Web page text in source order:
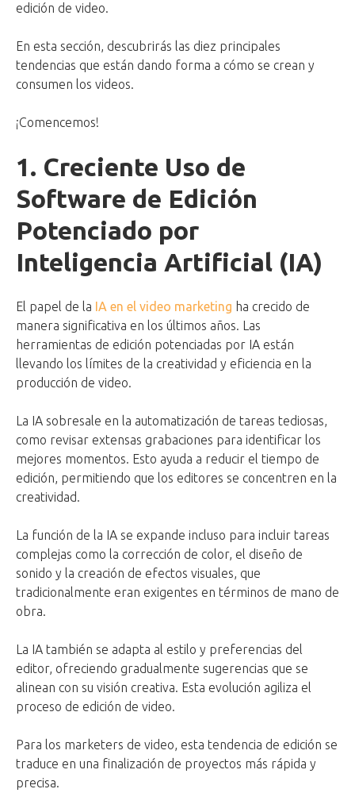
edición de video.
En esta sección, descubrirás las diez principales
tendencias que están dando forma a cómo se crean y
consumen los videos.
¡Comencemos!
1. Creciente Uso de
Software de Edición
Potenciado por
Inteligencia Artificial (IA)
El papel de la IA en el video marketing ha crecido de
manera significativa en los últimos años. Las
herramientas de edición potenciadas por IA están
llevando los límites de la creatividad y eficiencia en la
producción de video.
La IA sobresale en la automatización de tareas tediosas,
como revisar extensas grabaciones para identificar los
mejores momentos. Esto ayuda a reducir el tiempo de
edición, permitiendo que los editores se concentren en la
creatividad.
La función de la IA se expande incluso para incluir tareas
complejas como la corrección de color, el diseño de
sonido y la creación de efectos visuales, que
tradicionalmente eran exigentes en términos de mano de
obra.
La IA también se adapta al estilo y preferencias del
editor, ofreciendo gradualmente sugerencias que se
alinean con su visión creativa. Esta evolución agiliza el
proceso de edición de video.
Para los marketers de video, esta tendencia de edición se
traduce en una finalización de proyectos más rápida y
precisa.